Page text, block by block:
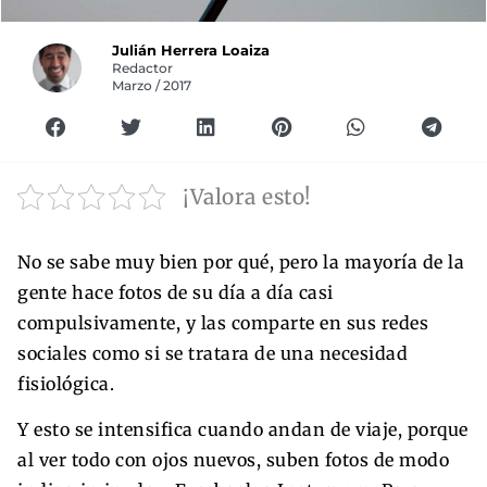
Julián Herrera Loaiza
Redactor
Marzo / 2017
¡Valora esto!
No se sabe muy bien por qué, pero la mayoría de la
gente hace fotos de su día a día casi
compulsivamente, y las comparte en sus redes
sociales como si se tratara de una necesidad
fisiológica.
Y esto se intensifica cuando andan de viaje, porque
al ver todo con ojos nuevos, suben fotos de modo